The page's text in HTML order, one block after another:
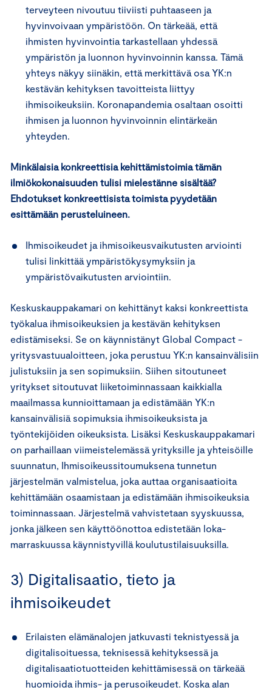
terveyteen nivoutuu tiiviisti puhtaaseen ja
hyvinvoivaan ympäristöön. On tärkeää, että
ihmisten hyvinvointia tarkastellaan yhdessä
ympäristön ja luonnon hyvinvoinnin kanssa. Tämä
yhteys näkyy siinäkin, että merkittävä osa YK:n
kestävän kehityksen tavoitteista liittyy
ihmisoikeuksiin. Koronapandemia osaltaan osoitti
ihmisen ja luonnon hyvinvoinnin elintärkeän
yhteyden.
Minkälaisia konkreettisia kehittämistoimia tämän
ilmiökokonaisuuden tulisi mielestänne sisältää?
Ehdotukset konkreettisista toimista pyydetään
esittämään perusteluineen.
Ihmisoikeudet ja ihmisoikeusvaikutusten arviointi
tulisi linkittää ympäristökysymyksiin ja
ympäristövaikutusten arviointiin.
Keskuskauppakamari on kehittänyt kaksi konkreettista
työkalua ihmisoikeuksien ja kestävän kehityksen
edistämiseksi. Se on käynnistänyt Global Compact -
yritysvastuualoitteen, joka perustuu YK:n kansainvälisiin
julistuksiin ja sen sopimuksiin. Siihen sitoutuneet
yritykset sitoutuvat liiketoiminnassaan kaikkialla
maailmassa kunnioittamaan ja edistämään YK:n
kansainvälisiä sopimuksia ihmisoikeuksista ja
työntekijöiden oikeuksista. Lisäksi Keskuskauppakamari
on parhaillaan viimeistelemässä yrityksille ja yhteisöille
suunnatun, Ihmisoikeussitoumuksena tunnetun
järjestelmän valmistelua, joka auttaa organisaatioita
kehittämään osaamistaan ja edistämään ihmisoikeuksia
toiminnassaan. Järjestelmä vahvistetaan syyskuussa,
jonka jälkeen sen käyttöönottoa edistetään loka-
marraskuussa käynnistyvillä koulutustilaisuuksilla.
3) Digitalisaatio, tieto ja
ihmisoikeudet
Erilaisten elämänalojen jatkuvasti teknistyessä ja
digitalisoituessa, teknisessä kehityksessä ja
digitalisaatiotuotteiden kehittämisessä on tärkeää
huomioida ihmis- ja perusoikeudet. Koska alan